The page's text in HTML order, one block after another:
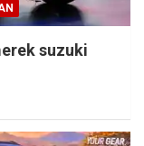
suzuki